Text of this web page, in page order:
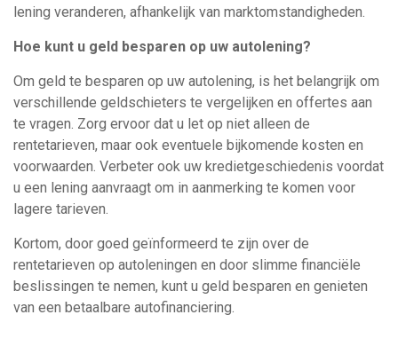
lening veranderen, afhankelijk van marktomstandigheden.
Hoe kunt u geld besparen op uw autolening?
Om geld te besparen op uw autolening, is het belangrijk om
verschillende geldschieters te vergelijken en offertes aan
te vragen. Zorg ervoor dat u let op niet alleen de
rentetarieven, maar ook eventuele bijkomende kosten en
voorwaarden. Verbeter ook uw kredietgeschiedenis voordat
u een lening aanvraagt om in aanmerking te komen voor
lagere tarieven.
Kortom, door goed geïnformeerd te zijn over de
rentetarieven op autoleningen en door slimme financiële
beslissingen te nemen, kunt u geld besparen en genieten
van een betaalbare autofinanciering.